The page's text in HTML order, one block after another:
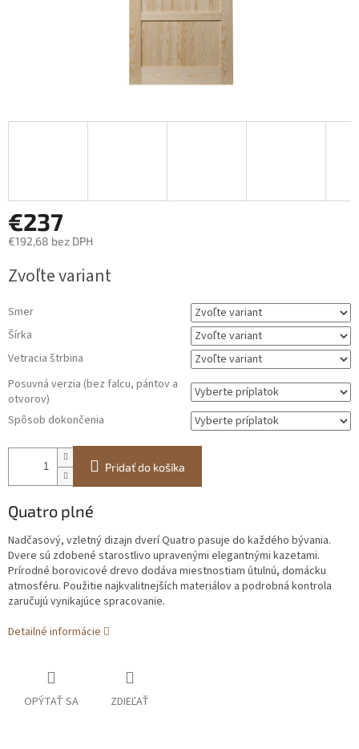
€237
€192,68 bez DPH
cena:
Zvoľte variant
Smer
Šírka
Vetracia štrbina
Posuvná verzia (bez falcu, pántov a
otvorov)
Spôsob dokončenia
Pridať do košíka
Quatro plné
Nadčasový, vzletný dizajn dverí Quatro pasuje do každého bývania.
Dvere sú zdobené starostlivo upravenými elegantnými kazetami.
Prírodné borovicové drevo dodáva miestnostiam útulnú, domácku
atmosféru. Použitie najkvalitnejších materiálov a podrobná kontrola
zaručujú vynikajúce spracovanie.
Detailné informácie
OPÝTAŤ SA ZDIEĽAŤ